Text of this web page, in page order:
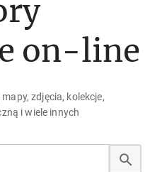
on-line
zdjęcia, kolekcje,
i wiele innych